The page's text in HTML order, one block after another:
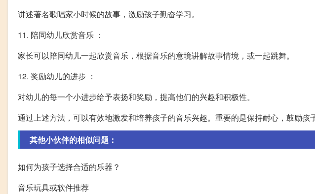
讲述著名歌唱家小时候的故事，激励孩子勤奋学习。
11. 陪同幼儿欣赏音乐 ：
家长可以陪同幼儿一起欣赏音乐，根据音乐的意境讲解故事情境，或一起跳舞。
12. 奖励幼儿的进步 ：
对幼儿的每一个小进步给予表扬和奖励，提高他们的兴趣和积极性。
通过上述方法，可以有效地激发和培养孩子的音乐兴趣。重要的是保持耐心，鼓励孩
其他小伙伴的相似问题：
如何为孩子选择合适的乐器？
音乐玩具或软件推荐